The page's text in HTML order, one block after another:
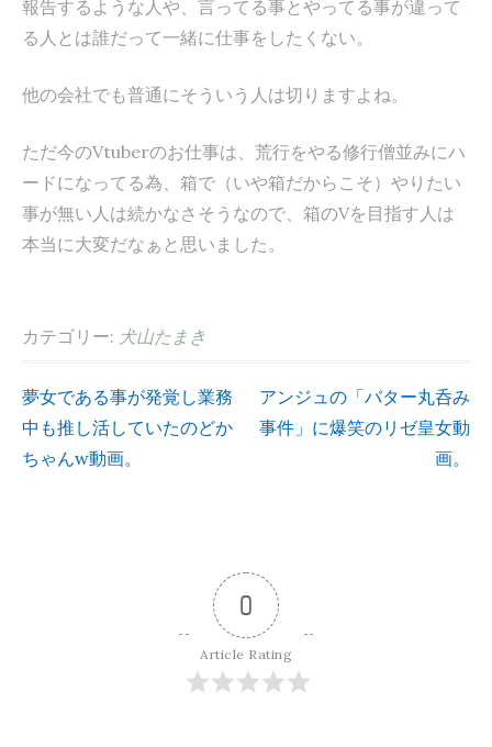
報告するような人や、言ってる事とやってる事が違って
る人とは誰だって一緒に仕事をしたくない。
他の会社でも普通にそういう人は切りますよね。
ただ今のVtuberのお仕事は、荒行をやる修行僧並みにハ
ードになってる為、箱で（いや箱だからこそ）やりたい
事が無い人は続かなさそうなので、箱のVを目指す人は
本当に大変だなぁと思いました。
カテゴリー: 犬山たまき
投
稿
夢女である事が発覚し業務
中も推し活していたのどか
ちゃんw動画。
アンジュの「バター丸呑み
事件」に爆笑のリゼ皇女動
画。
0
Article Rating